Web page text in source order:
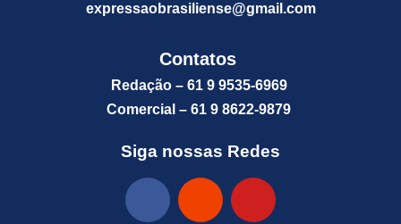
expressaobrasiliense@gmail.com
Contatos
Redação – 61 9 9535-6969
Comercial – 61 9 8622-9879
Siga nossas Redes